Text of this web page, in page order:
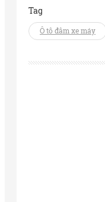
Tag
Ô tô đâm xe máy